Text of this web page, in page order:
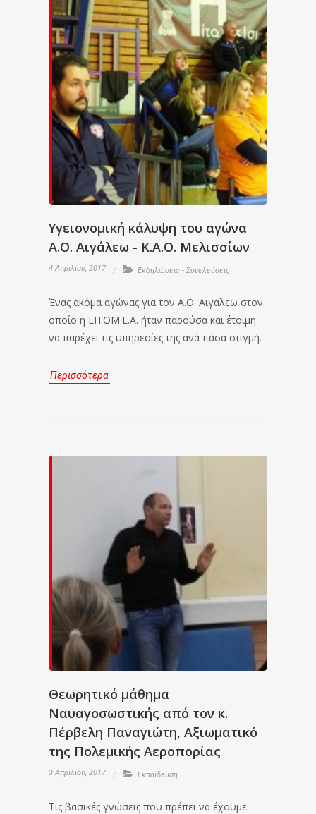
Υγειονομική κάλυψη του αγώνα
Α.Ο. Αιγάλεω - Κ.Α.Ο. Μελισσίων
4 Απριλίου, 2017 Εκδηλώσεις - Συνελεύσεις
Ένας ακόμα αγώνας για τον Α.Ο. Αιγάλεω στον
οποίο η ΕΠ.ΟΜ.Ε.Α. ήταν παρούσα και έτοιμη
να παρέχει τις υπηρεσίες της ανά πάσα στιγμή.
Περισσότερα
Θεωρητικό μάθημα
Ναυαγοσωστικής από τον κ.
Πέρβελη Παναγιώτη, Αξιωματικό
της Πολεμικής Αεροπορίας
3 Απριλίου, 2017 Εκπαίδευση
Τις βασικές γνώσεις που πρέπει να έχουμε